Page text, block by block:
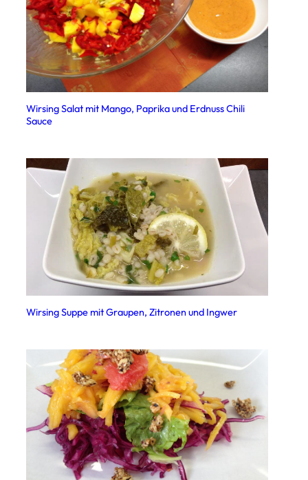
Wirsing Salat mit Mango, Paprika und Erdnuss Chili
Sauce
Wirsing Suppe mit Graupen, Zitronen und Ingwer